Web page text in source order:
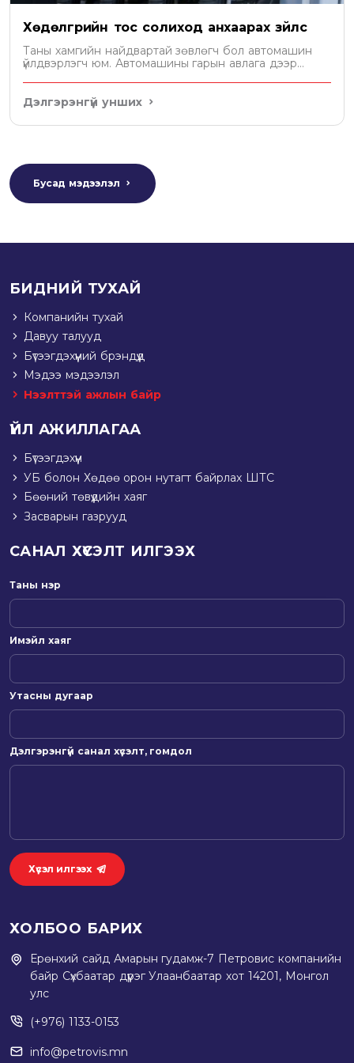
Хөдөлгүүрийн тос солиход анхаарах зүйлс
Таны хамгийн найдвартай зөвлөгч бол автомашин
үйлдвэрлэгч юм. Автомашины гарын авлага дээр
Дэлгэрэнгүй унших
Бусад мэдээлэл
БИДНИЙ ТУХАЙ
Компанийн тухай
Давуу талууд
Бүтээгдэхүүний брэндүүд
Мэдээ мэдээлэл
Нээлттэй ажлын байр
ҮЙЛ АЖИЛЛАГАА
Бүтээгдэхүүн
УБ болон Хөдөө орон нутагт байрлах ШТС
Бөөний төвүүдийн хаяг
Засварын газрууд
САНАЛ ХҮСЭЛТ ИЛГЭЭХ
Таны нэр
Имэйл хаяг
Утасны дугаар
Дэлгэрэнгүй санал хүсэлт, гомдол
Хүсэл илгээх
ХОЛБОО БАРИХ
Ерөнхий сайд Амарын гудамж-7 Петровис компанийн
байр Сүхбаатар дүүрэг Улаанбаатар хот 14201, Монгол
улс
(+976) 1133-0153
info@petrovis.mn